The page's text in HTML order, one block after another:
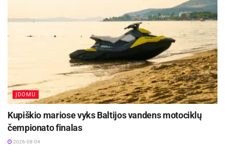
ĮDOMU
Kupiškio mariose vyks Baltijos vandens motociklų
čempionato finalas
2026-08-04